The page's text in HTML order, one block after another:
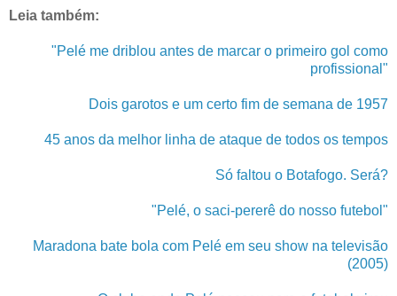
Leia também:
"Pelé me driblou antes de marcar o primeiro gol como
profissional"
Dois garotos e um certo fim de semana de 1957
45 anos da melhor linha de ataque de todos os tempos
Só faltou o Botafogo. Será?
"Pelé, o saci-pererê do nosso futebol"
Maradona bate bola com Pelé em seu show na televisão
(2005)